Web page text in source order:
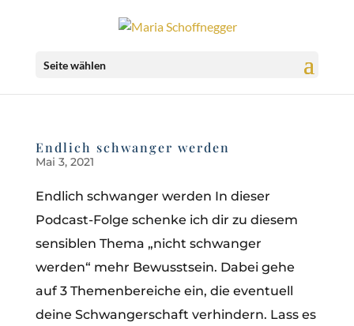
Seite wählen
Endlich schwanger werden
Mai 3, 2021
Endlich schwanger werden In dieser
Podcast-Folge schenke ich dir zu diesem
sensiblen Thema „nicht schwanger
werden“ mehr Bewusstsein. Dabei gehe
auf 3 Themenbereiche ein, die eventuell
deine Schwangerschaft verhindern. Lass es